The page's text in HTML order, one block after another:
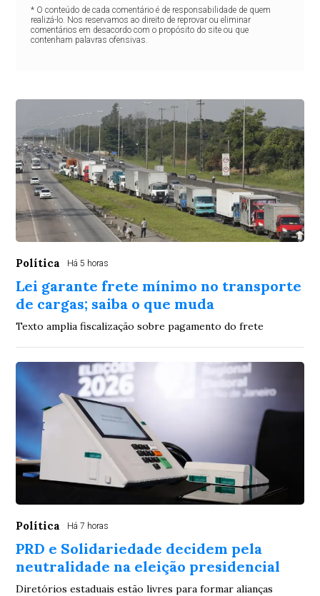
* O conteúdo de cada comentário é de responsabilidade de quem
realizá-lo. Nos reservamos ao direito de reprovar ou eliminar
comentários em desacordo com o propósito do site ou que
contenham palavras ofensivas.
Política Há 5 horas
Lei garante frete mínimo no transporte
de cargas; saiba o que muda
Texto amplia fiscalização sobre pagamento do frete
Política Há 7 horas
PRD e Solidariedade decidem pela
neutralidade na eleição presidencial
Diretórios estaduais estão livres para formar alianças